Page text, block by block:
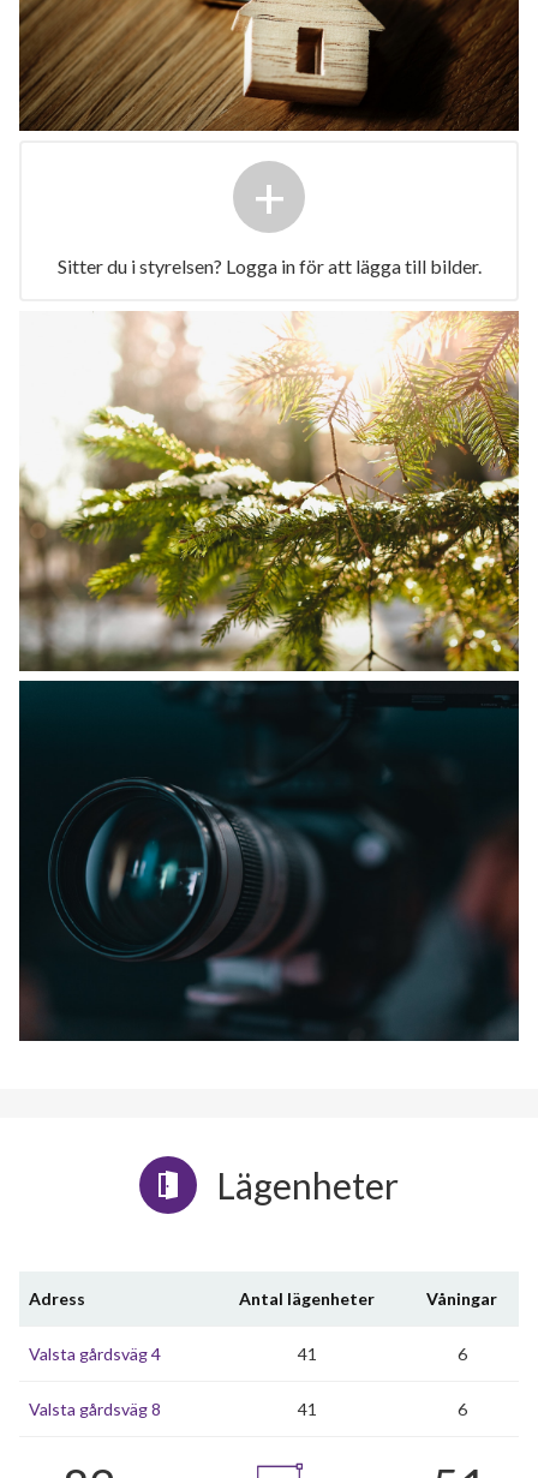
+
Sitter du i styrelsen? Logga in för att lägga till bilder.
Lägenheter
Adress Antal lägenheter Våningar
Valsta gårdsväg 4 41 6
Valsta gårdsväg 8 41 6